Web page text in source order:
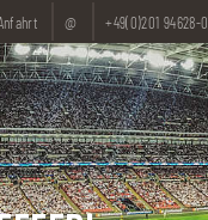
@ +49(0)201 94628-0